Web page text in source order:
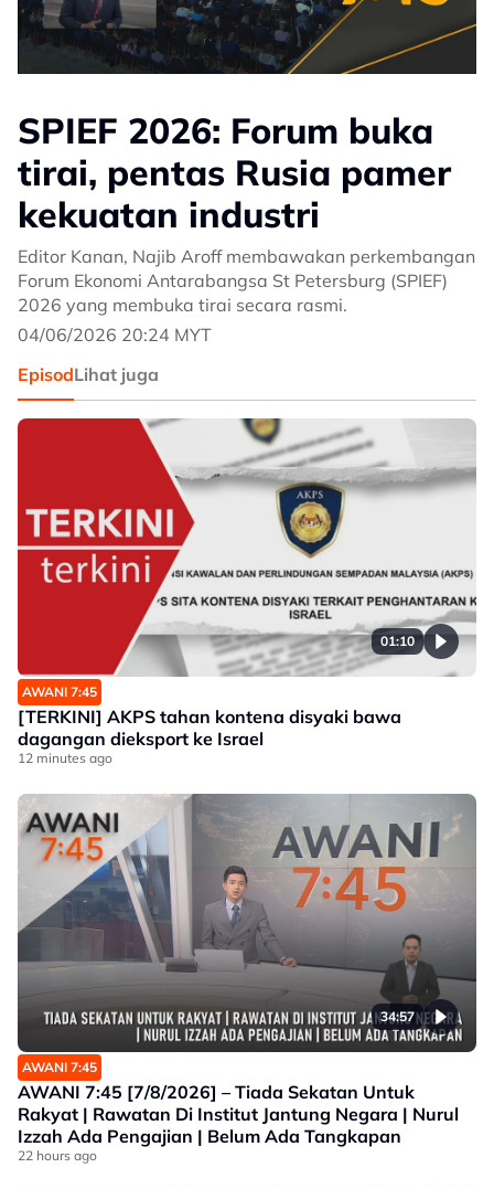
SPIEF 2026: Forum buka
tirai, pentas Rusia pamer
kekuatan industri
Editor Kanan, Najib Aroff membawakan perkembangan
Forum Ekonomi Antarabangsa St Petersburg (SPIEF)
2026 yang membuka tirai secara rasmi.
04/06/2026 20:24 MYT
EpisodLihat juga
01:10
AWANI 7:45
[TERKINI] AKPS tahan kontena disyaki bawa
dagangan dieksport ke Israel
12 minutes ago
34:57
AWANI 7:45
AWANI 7:45 [7/8/2026] – Tiada Sekatan Untuk
Rakyat | Rawatan Di Institut Jantung Negara | Nurul
Izzah Ada Pengajian | Belum Ada Tangkapan
22 hours ago